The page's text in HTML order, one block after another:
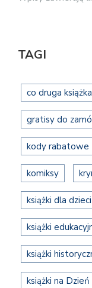
TAGI
co druga
gratisy do
kody rabatowe
komiksy
książki dla dzieci
książki
książki
książki na